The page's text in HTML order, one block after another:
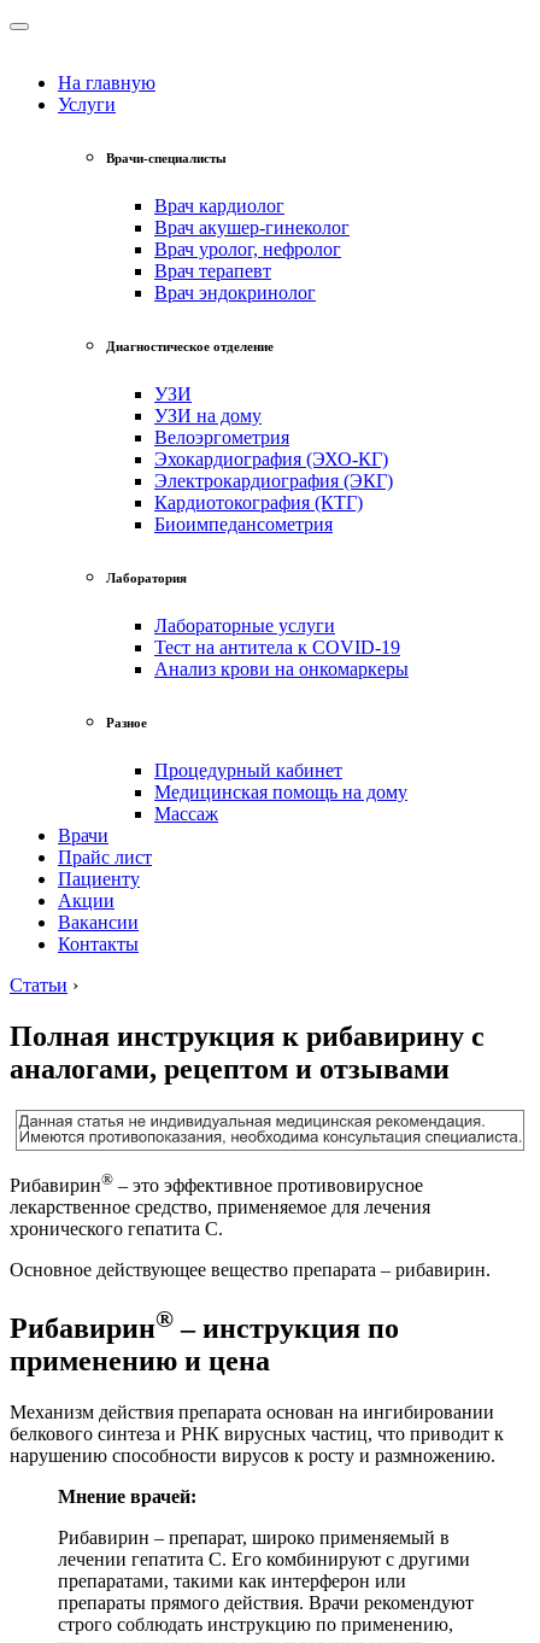
На главную
Услуги
Врачи-специалисты
Врач кардиолог
Врач акушер-гинеколог
Врач уролог, нефролог
Врач терапевт
Врач эндокринолог
Диагностическое отделение
УЗИ
УЗИ на дому
Велоэргометрия
Эхокардиография (ЭХО-КГ)
Электрокардиография (ЭКГ)
Кардиотокография (КТГ)
Биоимпедансометрия
Лаборатория
Лабораторные услуги
Тест на антитела к COVID-19
Анализ крови на онкомаркеры
Разное
Процедурный кабинет
Медицинская помощь на дому
Массаж
Врачи
Прайс лист
Пациенту
Акции
Вакансии
Контакты
Статьи ›
Полная инструкция к рибавирину с
аналогами, рецептом и отзывами
Рибавирин® – это эффективное противовирусное
лекарственное средство, применяемое для лечения
хронического гепатита С.
Основное действующее вещество препарата – рибавирин.
Рибавирин® – инструкция по
применению и цена
Механизм действия препарата основан на ингибировании
белкового синтеза и РНК вирусных частиц, что приводит к
нарушению способности вирусов к росту и размножению.
Мнение врачей:
Рибавирин – препарат, широко применяемый в
лечении гепатита С. Его комбинируют с другими
препаратами, такими как интерферон или
препараты прямого действия. Врачи рекомендуют
строго соблюдать инструкцию по применению,